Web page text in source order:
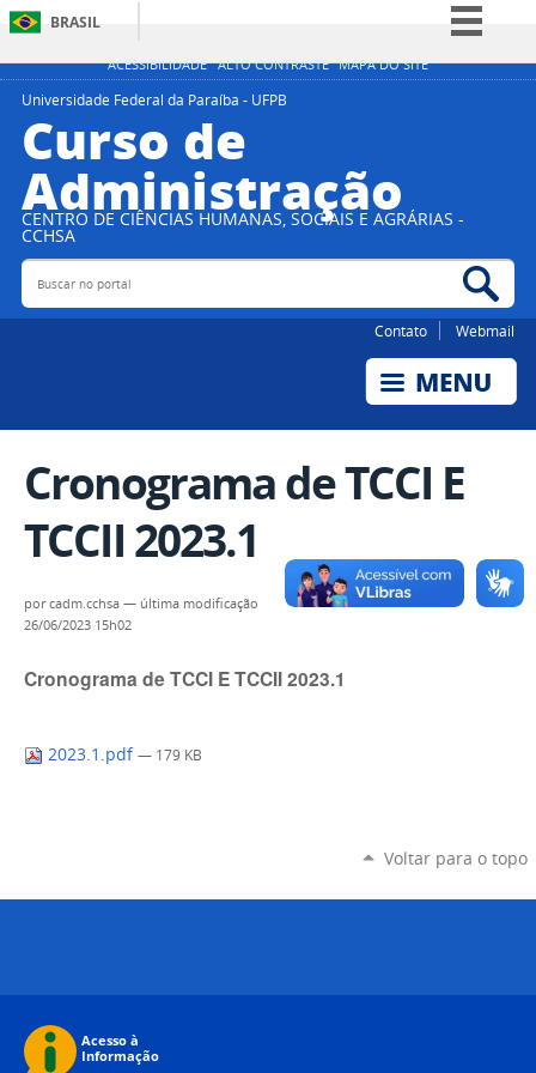
ACESSIBILIDADE ALTO CONTRASTE MAPA DO SITE
BRASIL
Simplifique!
Acesso à informação
Legislação
Universidade Federal da Paraíba - UFPB
Curso de
Administração
CENTRO DE CIÊNCIAS HUMANAS, SOCIAIS E AGRÁRIAS -
CCHSA
Buscar no portal
Contato Webmail
Cronograma de TCCI E
TCCII 2023.1
porcadm.cchsa — última modificação
26/06/2023 15h02
Cronograma de TCCI E TCCII 2023.1
2023.1.pdf — 179 KB
Voltar para o topo